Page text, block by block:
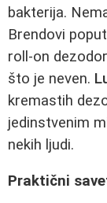
bakterija.
Brendovi poput
roll-on
što je neven.
kremastih
jedinstvenim
nekih ljudi.
Praktični